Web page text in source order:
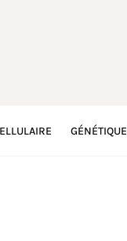
GÉNÉTIQUE